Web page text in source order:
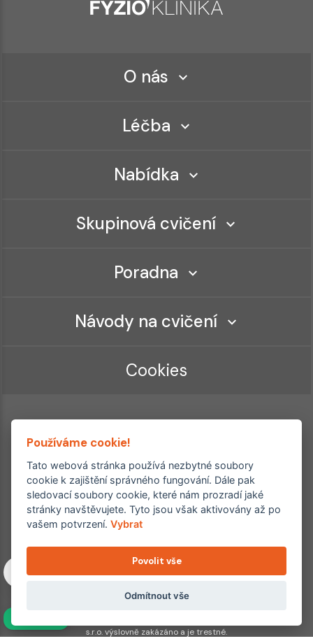
O nás
Léčba
Nabídka
Skupinová cvičení
Poradna
Návody na cvičení
Cookies
Ordinace roku
Rehabilitační ordinace
2. místo – 2017/2019
Copyright © 2011–2026 FYZIOklinika s.r.o.
Machkova 1642/2, Praha 4, Jižní Město – Chodov
Všechna práva vyhrazena. Jakékoliv užití obsahu či jeho částí
s.r.o. výslovně zakázáno a je trestné.
Používáme cookie!
Tato webová stránka používá nezbytné soubory
cookie k zajištění správného fungování. Dále pak
sledovací soubory cookie, které nám prozradí jaké
stránky navštěvujete. Tyto jsou však aktivovány až po
vašem potvrzení.Vybrat
Povolit vše
Odmítnout vše